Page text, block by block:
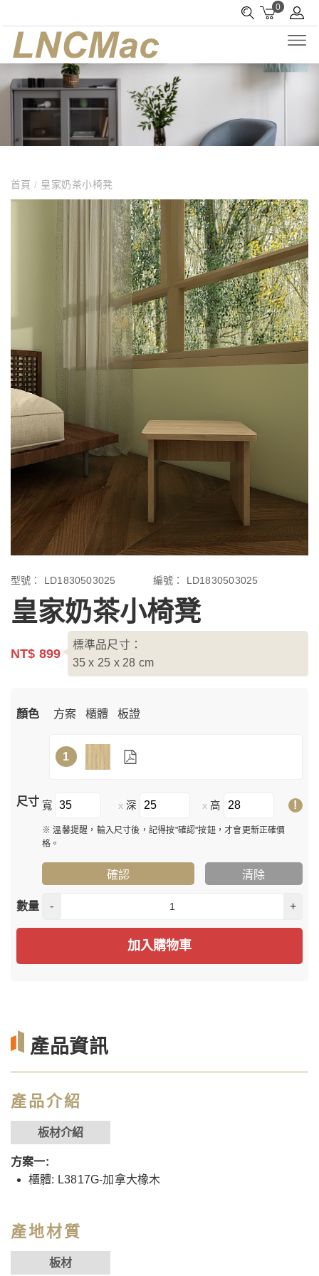
0
首頁/ 皇家奶茶小椅凳
型號： LD1830503025 編號： LD1830503025
皇家奶茶小椅凳
NT$ 899
標準品尺寸：
35 x 25 x 28 cm
顏色 方案 櫃體 板證
1
尺寸 寬 x 深 x 高 !
※ 溫馨提醒，輸入尺寸後，記得按"確認"按鈕，才會更新正確價
格。
確認 清除
數量 - +
加入購物車
產品資訊
產品介紹
板材介紹
方案一:
櫃體: L3817G-加拿大橡木
產地材質
板材